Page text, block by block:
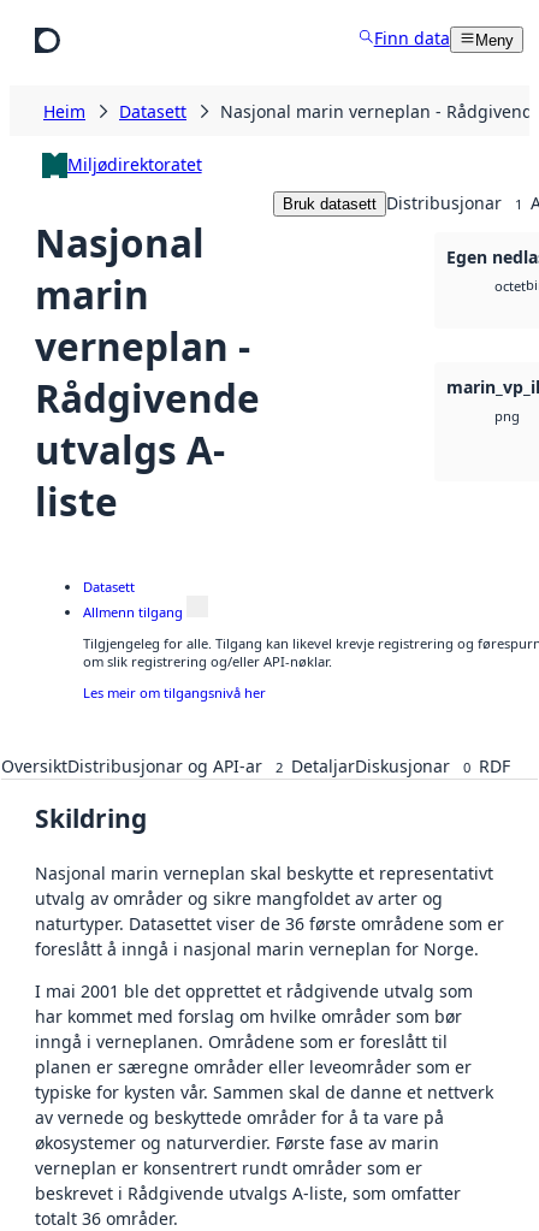
Finn data Meny
Heim Datasett Nasjonal marin verneplan -
Miljødirektoratet
Nasjonal
marin
verneplan -
Rådgivende
utvalgs A-
liste
Bruk datasett Distribusjonar 1
Egen
octet
png
Datasett
Allmenn tilgang
Tilgjengeleg for alle. Tilgang kan likevel krevje registrering og
om slik registrering og/eller API-nøklar.
Les meir om tilgangsnivå her
OversiktDistribusjonar og API-ar 2 DetaljarDiskusjonar 0 RDF
Skildring
Nasjonal marin verneplan skal beskytte et representativt
utvalg av områder og sikre mangfoldet av arter og
naturtyper. Datasettet viser de 36 første områdene som er
foreslått å inngå i nasjonal marin verneplan for Norge.
I mai 2001 ble det opprettet et rådgivende utvalg som
har kommet med forslag om hvilke områder som bør
inngå i verneplanen. Områdene som er foreslått til
planen er særegne områder eller leveområder som er
typiske for kysten vår. Sammen skal de danne et nettverk
av vernede og beskyttede områder for å ta vare på
økosystemer og naturverdier. Første fase av marin
verneplan er konsentrert rundt områder som er
beskrevet i Rådgivende utvalgs A-liste, som omfatter
totalt 36 områder.